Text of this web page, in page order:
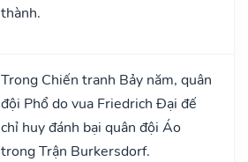
thành.
Trong Chiến tranh Bảy năm, quân
đội Phổ do vua Friedrich Đại đế
chỉ huy đánh bại quân đội Áo
trong Trận Burkersdorf.